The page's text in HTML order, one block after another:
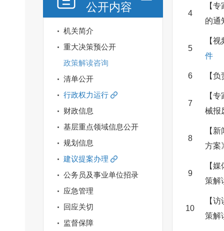
公开内容
机关简介
重大决策预公开
政策解读咨询
清单公开
行政权力运行
财政信息
基层重点领域信息公开
规划信息
建议提案办理
公务员及事业单位招录
应急管理
回应关切
监督保障
4
【
的通
5
【
件
6 【
7
【
械报
8
【
方案
9
【
策解
10
【
策解